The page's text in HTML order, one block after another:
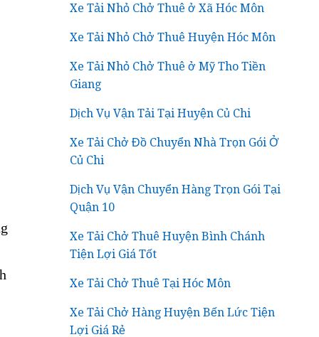
Xe Tải Nhỏ Chở Thuê ở Xã Hóc Môn
Xe Tải Nhỏ Chở Thuê Huyện Hóc Môn
Xe Tải Nhỏ Chở Thuê ở Mỹ Tho Tiền
Giang
Dịch Vụ Vận Tải Tại Huyện Củ Chi
Xe Tải Chở Đồ Chuyển Nhà Trọn Gói Ở
Củ Chi
Dịch Vụ Vận Chuyển Hàng Trọn Gói Tại
Quận 10
Xe Tải Chở Thuê Huyện Bình Chánh
Tiện Lợi Giá Tốt
Xe Tải Chở Thuê Tại Hóc Môn
Xe Tải Chở Hàng Huyện Bến Lức Tiện
Lợi Giá Rẻ